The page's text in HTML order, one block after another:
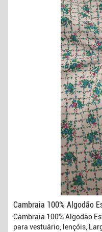
Cambraia 100% Algodão
Cambraia 100% Algodão
para vestuário, lençóis,